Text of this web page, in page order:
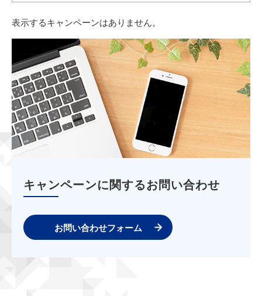
表示するキャンペーンはありません。
キャンペーンに関するお問い合わせ
お問い合わせフォーム